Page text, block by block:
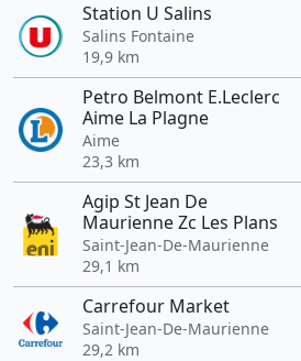
Station U Salins
Salins Fontaine
19,9 km
Petro Belmont E.Leclerc
Aime La Plagne
Aime
23,3 km
Agip St Jean De
Maurienne Zc Les Plans
Saint-Jean-De-Maurienne
29,1 km
Carrefour Market
Saint-Jean-De-Maurienne
29,2 km